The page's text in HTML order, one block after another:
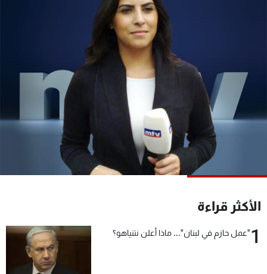
الأكثر قراءة
1"عمل حازم في لبنان"... ماذا أعلن نتنياهو؟
شاهد البرامج
الترددات
وظائف
تواصل معنا
شروط الإسـتخدام
سياسة الخصوصية